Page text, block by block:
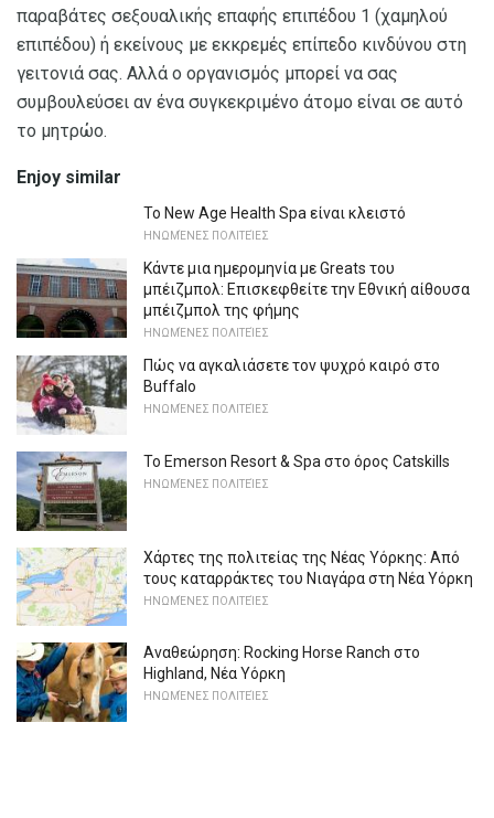
παραβάτες σεξουαλικής επαφής επιπέδου 1 (χαμηλού
επιπέδου) ή εκείνους με εκκρεμές επίπεδο κινδύνου στη
γειτονιά σας. Αλλά ο οργανισμός μπορεί να σας
συμβουλεύσει αν ένα συγκεκριμένο άτομο είναι σε αυτό
το μητρώο.
Enjoy similar
Το New Age Health Spa είναι κλειστό
ΗΝΩΜΈΝΕΣ ΠΟΛΙΤΕΊΕΣ
Κάντε μια ημερομηνία με Greats του
μπέιζμπολ: Επισκεφθείτε την Εθνική αίθουσα
μπέιζμπολ της φήμης
ΗΝΩΜΈΝΕΣ ΠΟΛΙΤΕΊΕΣ
Πώς να αγκαλιάσετε τον ψυχρό καιρό στο
Buffalo
ΗΝΩΜΈΝΕΣ ΠΟΛΙΤΕΊΕΣ
Το Emerson Resort & Spa στο όρος Catskills
ΗΝΩΜΈΝΕΣ ΠΟΛΙΤΕΊΕΣ
Χάρτες της πολιτείας της Νέας Υόρκης: Από
τους καταρράκτες του Νιαγάρα στη Νέα Υόρκη
ΗΝΩΜΈΝΕΣ ΠΟΛΙΤΕΊΕΣ
Αναθεώρηση: Rocking Horse Ranch στο
Highland, Νέα Υόρκη
ΗΝΩΜΈΝΕΣ ΠΟΛΙΤΕΊΕΣ